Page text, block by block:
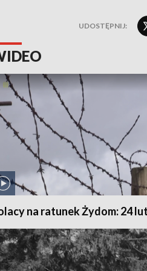
UDOSTĘPNIJ:
na ratunek Żydom: 24